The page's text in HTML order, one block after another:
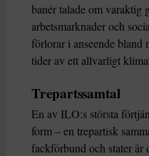
banér talade om varaktig
arbetsmarknader och
förlorar i anseende bland
tider av ett allvarligt
Trepartssamtal
En av ILO:s största
form – en trepartisk
fackförbund och stater är